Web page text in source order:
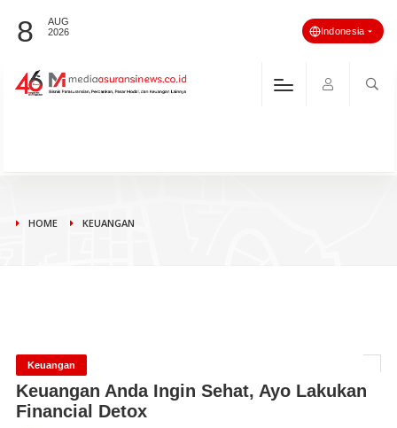
8
AUG
2026
Indonesia
HOME KEUANGAN
Keuangan
Keuangan Anda Ingin Sehat, Ayo Lakukan
Financial Detox